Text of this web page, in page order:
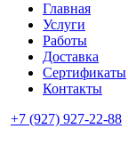
Главная
Услуги
Работы
Доставка
Сертификаты
Контакты
+7 (927) 927-22-88